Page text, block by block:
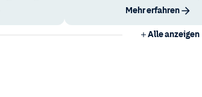
Mehr erfahren
Alle anzeigen